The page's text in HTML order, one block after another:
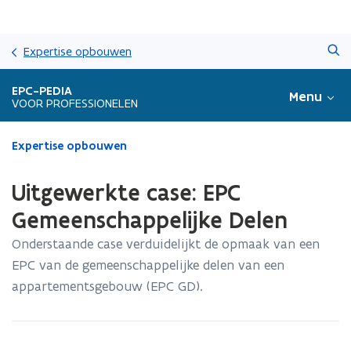
Expertise opbouwen
EPC-PEDIA
VOOR PROFESSIONELEN Menu
Gedaan
bevindt
zich
op:
Uitgewerkte
EPC
Expertise opbouwen
Uitgewerkte case: EPC
Gemeenschappelijke Delen
Onderstaande case verduidelijkt de opmaak van een
EPC van de gemeenschappelijke delen van een
appartementsgebouw (EPC GD).